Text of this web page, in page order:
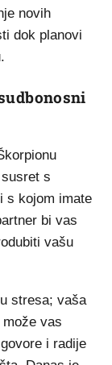
novih
dok planovi
s
s kojom imate
bi vas
vašu
stresa; vaša
vas
i radije